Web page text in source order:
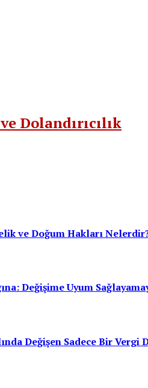
Dolandırıcılık
ve Doğum Hakları
Değişime Uyum
Değişen Sadece Bir Vergi